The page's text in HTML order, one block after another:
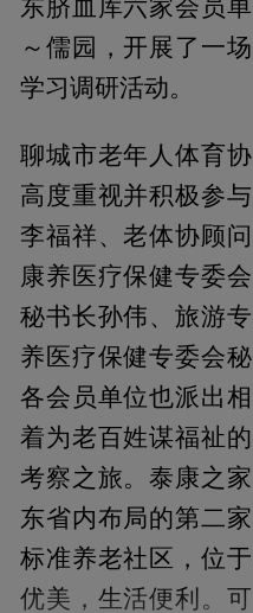
东脐血库六家会员
～儒园，开展了一
学习调研活动。
聊城市老年人体育
高度重视并积极参
李福祥、老体协顾
康养医疗保健专委
秘书长孙伟、旅游
养医疗保健专委会
各会员单位也派出
着为老百姓谋福祉
考察之旅。泰康之
东省内布局的第二
标准养老社区，位
优美，生活便利。